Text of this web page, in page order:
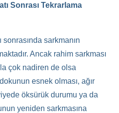
Sonrası Tekrarlama
sonrasında sarkmanın
Ancak rahim sarkması
çok nadiren de olsa
esnek olması, ağır
öksürük durumu ya da
yeniden sarkmasına